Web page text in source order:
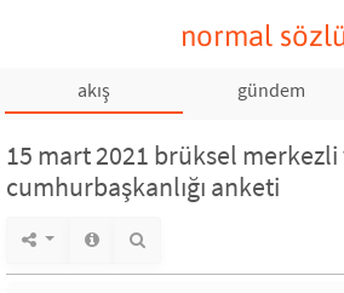
normal
akış gündem
15 mart 2021 brüksel
cumhurbaşkanlığı anketi